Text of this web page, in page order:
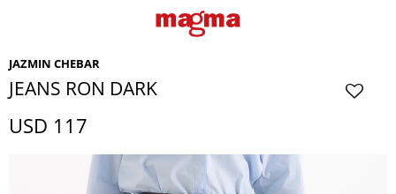
JAZMIN CHEBAR
JEANS RON DARK
USD 117